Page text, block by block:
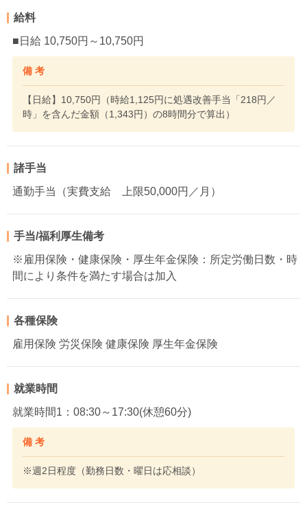
給料
■日給 10,750円～10,750円
備 考
【日給】10,750円（時給1,125円に処遇改善手当「218円／
時」を含んだ金額（1,343円）の8時間分で算出）
諸手当
通勤手当（実費支給 上限50,000円／月）
手当/福利厚生備考
※雇用保険・健康保険・厚生年金保険：所定労働日数・時
間により条件を満たす場合は加入
各種保険
雇用保険 労災保険 健康保険 厚生年金保険
就業時間
就業時間1：08:30～17:30(休憩60分)
備 考
※週2日程度（勤務日数・曜日は応相談）